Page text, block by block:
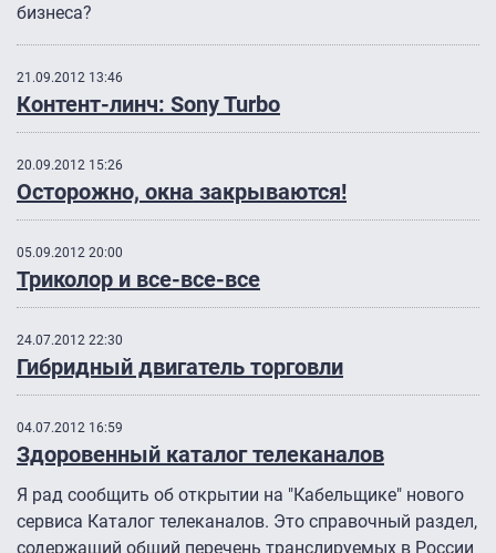
бизнеса?
21.09.2012 13:46
Контент-линч: Sony Turbo
20.09.2012 15:26
Осторожно, окна закрываются!
05.09.2012 20:00
Триколор и все-все-все
24.07.2012 22:30
Гибридный двигатель торговли
04.07.2012 16:59
Здоровенный каталог телеканалов
Я рад сообщить об открытии на "Кабельщике" нового
сервиса Каталог телеканалов. Это справочный раздел,
содержащий общий перечень транслируемых в России